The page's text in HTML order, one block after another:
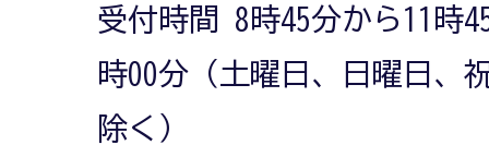
受付時間 8時45分から11時
時00分（土曜日、日曜日、
除く）